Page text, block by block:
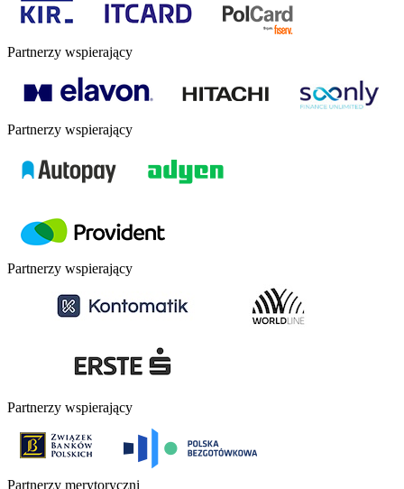
Partnerzy wspierający
Partnerzy wspierający
Partnerzy wspierający
Partnerzy wspierający
Partnerzy merytoryczni